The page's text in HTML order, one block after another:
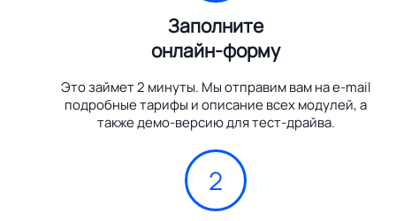
Заполните
онлайн-форму
Это займет 2 минуты. Мы отправим вам на e-mail
подробные тарифы и описание всех модулей, а
также демо-версию для тест-драйва.
2